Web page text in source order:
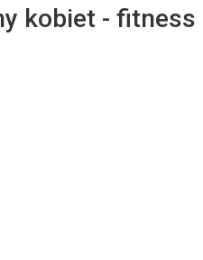
kobiet - fitness